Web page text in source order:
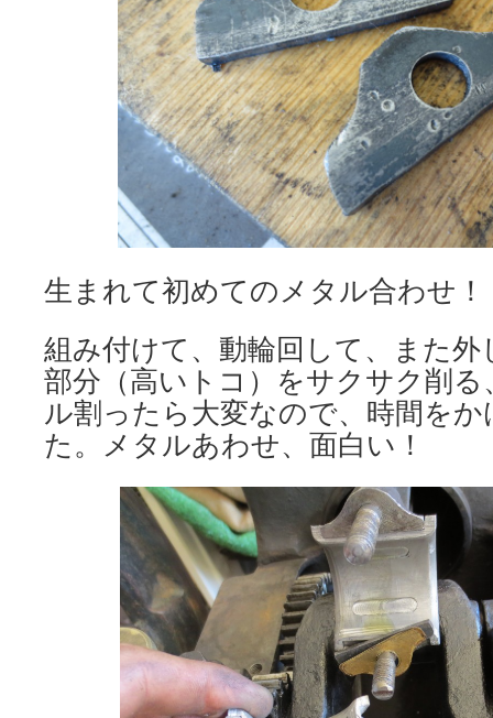
生まれて初めてのメタル合わせ！
組み付けて、動輪回して、また
部分（高いトコ）をサクサク削
ル割ったら大変なので、時間を
た。メタルあわせ、面白い！